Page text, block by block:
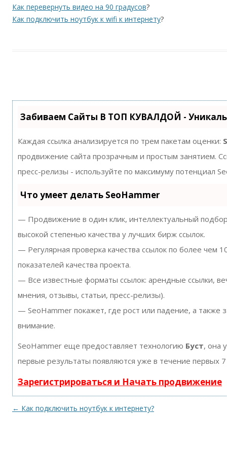
Как перевернуть видео на 90 градусов?
Как подключить ноутбук к wifi к интернету?
Навигация по записям
Забиваем Сайты В ТОП КУВАЛДОЙ -
Каждая ссылка анализируется по трем пакетам оценки:
продвижение сайта прозрачным и простым занятием.
пресс-релизы - используйте по максимуму потенциал
Что умеет делать SeoHammer
— Продвижение в один клик, интеллектуальный
высокой степенью качества у лучших бирж ссылок.
— Регулярная проверка качества ссылок по более чем
показателей качества проекта.
— Все известные форматы ссылок: арендные ссылки,
мнения, отзывы, статьи, пресс-релизы).
— SeoHammer покажет, где рост или падение, а также
внимание.
SeoHammer еще предоставляет технологию Буст, она
первые результаты появляются уже в течение первых
Зарегистрироваться и Начать продвижение
← Как подключить ноутбук к интернету?